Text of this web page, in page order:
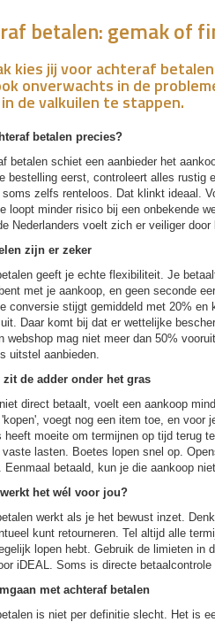
betalen: gemak of
kies jij voor achteraf
onverwachts in de
de valkuilen te stappen.
betalen precies?
betalen schiet een aanbieder het
bestelling eerst, controleert alles rustig
soms zelfs renteloos. Dat klinkt ideaal.
loopt minder risico bij een onbekende
Nederlanders voelt zich er veiliger door
zijn er zeker
geeft je echte flexibiliteit. Je
met je aankoop, en geen seconde
conversie stijgt gemiddeld met 20% en
Daar komt bij dat er wettelijke
webshop mag niet meer dan 50%
uitstel aanbieden.
zit de adder onder het gras
direct betaalt, voelt een aankoop
voegt nog een item toe, en voor
heeft moeite om termijnen op tijd terug
vaste lasten. Boetes lopen snel op.
Eenmaal betaald, kun je die aankoop
het wél voor jou?
werkt als je het bewust inzet.
kunt retourneren. Tel altijd alle
lopen hebt. Gebruik de limieten
iDEAL. Soms is directe
met achteraf betalen
is niet per definitie slecht. Het is